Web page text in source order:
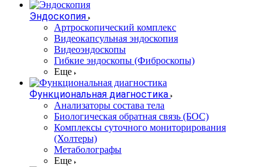
Эндоскопия
Артроскопический комплекс
Видеокапсульная эндоскопия
Видеоэндоскопы
Гибкие эндоскопы (Фиброcкопы)
Еще
Функциональная диагностика
Анализаторы состава тела
Биологическая обратная связь (БОС)
Комплексы суточного мониторирования
(Холтеры)
Метаболографы
Еще